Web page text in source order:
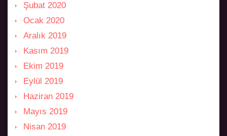
Şubat 2020
Ocak 2020
Aralık 2019
Kasım 2019
Ekim 2019
Eylül 2019
Haziran 2019
Mayıs 2019
Nisan 2019